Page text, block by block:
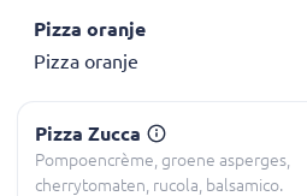
Pizza oranje
Pizza oranje
Pizza Zucca
Pompoencrème, groene asperges,
cherrytomaten, rucola, balsamico.